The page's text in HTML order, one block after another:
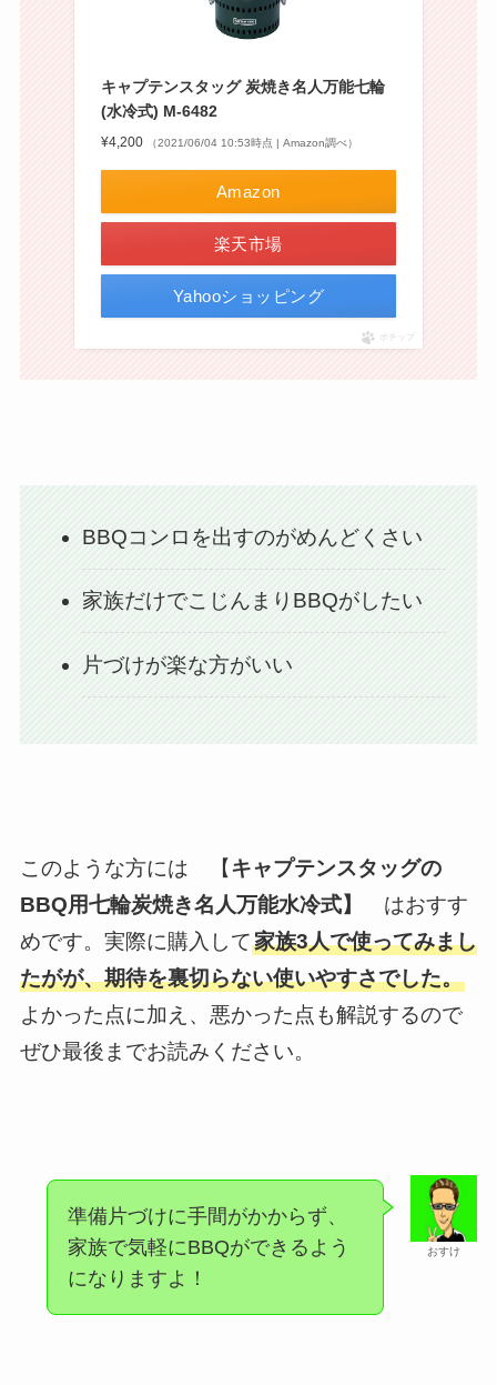
キャプテンスタッグ 炭焼き名人万能七輪
(水冷式) M-6482
¥4,200 （2021/06/04 10:53時点 | Amazon調べ）
Amazon
楽天市場
Yahooショッピング
ポチップ
BBQコンロを出すのがめんどくさい
家族だけでこじんまりBBQがしたい
片づけが楽な方がいい
このような方には 【キャプテンスタッグの
BBQ用七輪炭焼き名人万能水冷式】
はおすす
めです。実際に購入して家族3人で使ってみまし
たがが、期待を裏切らない使いやすさでした。
よかった点に加え、悪かった点も解説するので
ぜひ最後までお読みください。
おすけ
準備片づけに手間がかからず、
家族で気軽にBBQができるよう
になりますよ！